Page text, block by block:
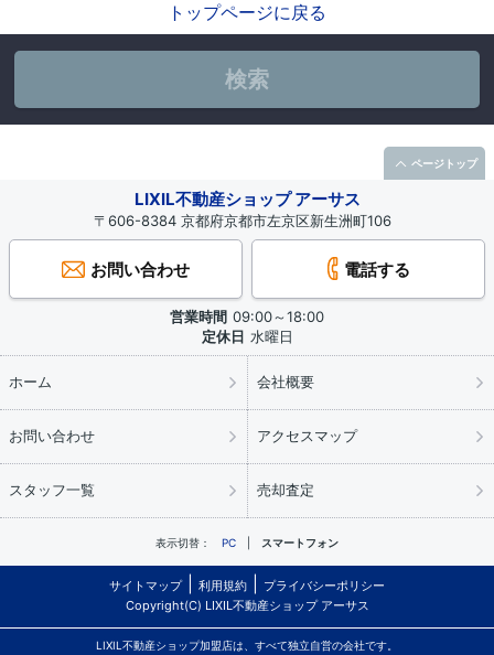
トップページに戻る
検索
LIXIL不動産ショップ アーサス
〒606-8384 京都府京都市左京区新生洲町106
お問い合わせ 電話する
営業時間 09:00～18:00
定休日 水曜日
ホーム 会社概要
お問い合わせ アクセスマップ
スタッフ一覧 売却査定
表示切替： PC スマートフォン
サイトマップ 利用規約
プライバシーポリシー
Copyright(C) LIXIL不動産ショップ アーサス
LIXIL不動産ショップ加盟店は、すべて独立自営の会社です。
ページトップ